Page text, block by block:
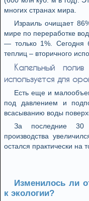
многих странах мира.
Израиль очищает
мире по переработке
— только 1%. Сегодня
теплиц – вторичного
Капельный
используется для
Есть еще и
под давлением и
всасыванию воды
За последние 30
производства
остался практически на
Изменилось ли
к экологии?